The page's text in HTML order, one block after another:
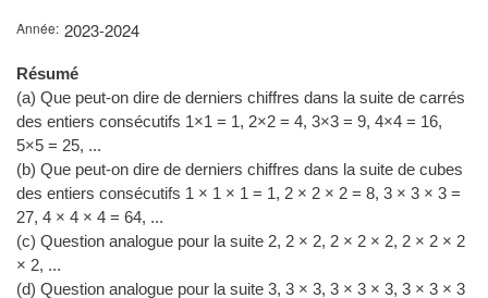
Année 2023-2024
Résumé
(a) Que peut-on dire de derniers chiffres dans la suite de carrés
des entiers consécutifs 1×1 = 1, 2×2 = 4, 3×3 = 9, 4×4 = 16,
5×5 = 25, ...
(b) Que peut-on dire de derniers chiffres dans la suite de cubes
des entiers consécutifs 1 × 1 × 1 = 1, 2 × 2 × 2 = 8, 3 × 3 × 3 =
27, 4 × 4 × 4 = 64, ...
(c) Question analogue pour la suite 2, 2 × 2, 2 × 2 × 2, 2 × 2 × 2
× 2, ...
(d) Question analogue pour la suite 3, 3 × 3, 3 × 3 × 3, 3 × 3 × 3